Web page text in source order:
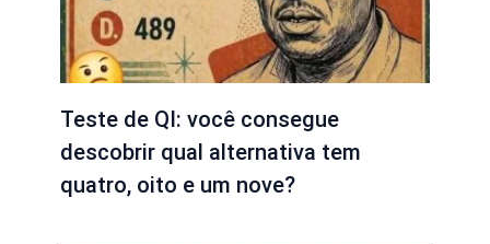
Teste de QI: você consegue
descobrir qual alternativa tem
quatro, oito e um nove?